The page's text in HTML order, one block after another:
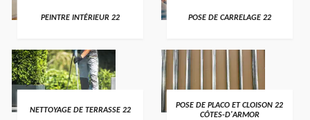
PEINTRE INTÉRIEUR 22 POSE DE CARRELAGE 22
NETTOYAGE DE TERRASSE 22
POSE DE PLACO ET CLOISON 22
CÔTES-D'ARMOR